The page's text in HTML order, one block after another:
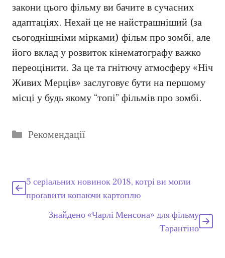
закони цього фільму ви бачите в сучасних
адаптаціях. Нехай це не найстрашніший (за
сьогоднішніми мірками) фільм про зомбі, але
його вклад у розвиток кінематографу важко
переоцінити. За це та гнітючу атмосферу «Ніч
Живих Мерців» заслуговує бути на першому
місці у будь якому “топі” фільмів про зомбі.
Категорії
Рекомендації
5 серіальних новинок 2018, котрі ви могли
проґавити копаючи картоплю
Знайдено «Чарлі Менсона» для фільму
Тарантіно